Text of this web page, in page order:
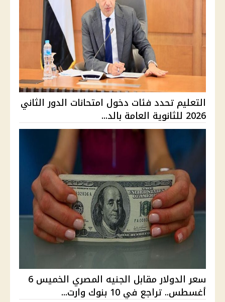
التعليم تحدد فئات دخول امتحانات الدور الثاني
2026 للثانوية العامة بالد...
سعر الدولار مقابل الجنيه المصري الخميس 6
أغسطس.. تراجع في 10 بنوك وارت...